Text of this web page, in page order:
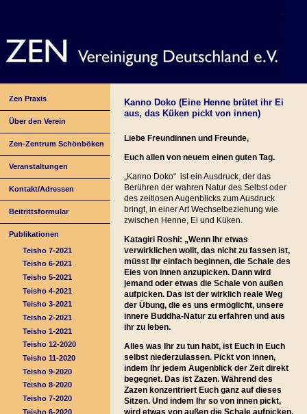
Zen Praxis
Über den Verein
Zen-Zentrum Schönböken
Veranstaltungen
Kontakt/Adressen
Beitrittsformular
Publikationen
Teisho 7-2021
Teisho 6-2021
Teisho 5-2021
Teisho 4-2021
Teisho 3-2021
Teisho 2-2021
Teisho 1-2021
Teisho 12-2020
Teisho 11-2020
Teisho 9-2020
Teisho 8-2020
Teisho 7-2020
Teisho 6-2020
Kanno Doko (Eine Henne brütet ihr Ei
aus, das Küken pickt von innen)
Liebe Freundinnen und Freunde,
Euch allen von neuem einen guten Tag.
„Kanno Doko“ ist ein Ausdruck, der das
Berühren der wahren Natur des Selbst oder
des zeitlosen Augenblicks zum Ausdruck
bringt, in einer Art Wechselbeziehung wie
zwischen Henne, Ei und Küken.
Katagiri Roshi: „Wenn Ihr etwas
verwirklichen wollt, das nicht zu fassen ist,
müsst Ihr einfach beginnen, die Schale des
Eies von innen anzupicken. Dann wird
jemand oder etwas die Schale von außen
aufpicken. Das ist der wirklich reale Weg
der Übung, die es uns ermöglicht, unsere
innere Buddha-Natur zu erfahren und aus
ihr zu leben.
Alles was Ihr zu tun habt, ist Euch in Euch
selbst niederzulassen. Pickt von innen,
indem Ihr jedem Augenblick der Zeit direkt
begegnet. Das ist Zazen. Während des
Zazen konzentriert Euch ganz auf dieses
Sitzen. Und indem Ihr so von innen pickt,
wird etwas von außen die Schale aufpicken.